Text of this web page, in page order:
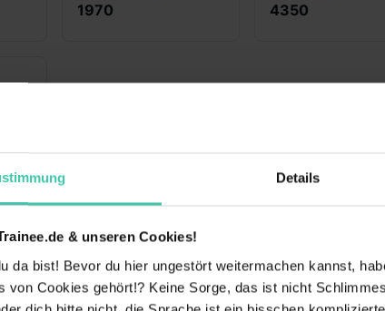
Details
& unseren Cookies!
da bist! Bevor du hier ungestört weitermachen kannst,
von Cookies gehört!? Keine Sorge, das ist nicht
1970 4350
der DVV das Gemeinwohl sehr am Herzen liegt?
Mitarbeiter spenden seit über zehn Jahren freiwillig
ihres Nettogehalts. Über 1.000 Beschäftigte